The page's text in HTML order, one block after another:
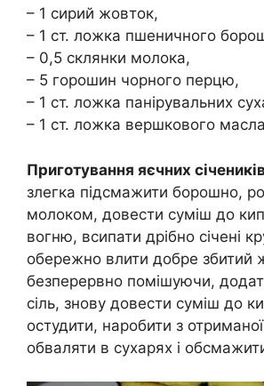
– 1 сирий жовток,
– 1 ст. ложка пшеничного
– 0,5 склянки молока,
– 5 горошин чорного перцю,
– 1 ст. ложка панірувальних
– 1 ст. ложка вершкового
Приготування яєчних
злегка підсмажити борошно,
молоком, довести суміш до
вогню, всипати дрібно січені
обережно влити добре збитий
безперервно помішуючи,
сіль, знову довести суміш до
остудити, наробити з
обваляти в сухарях і